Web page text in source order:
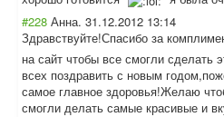
#228 Анна. 31.12.2012 13:14
Здравствуйте!Спасибо за
на сайт чтобы все смогли сделать
всех поздравить с новым
самое главное здоровья!Желаю
смогли делать самые красивые и